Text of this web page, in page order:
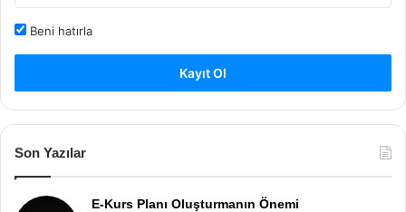
Beni hatırla
Kayıt Ol
Son Yazılar
E-Kurs Planı Oluşturmanın Önemi